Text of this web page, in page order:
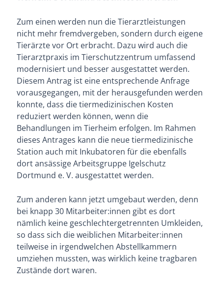
Zum einen werden nun die Tierarztleistungen
nicht mehr fremdvergeben, sondern durch eigene
Tierärzte vor Ort erbracht. Dazu wird auch die
Tierarztpraxis im Tierschutzzentrum umfassend
modernisiert und besser ausgestattet werden.
Diesem Antrag ist eine entsprechende Anfrage
vorausgegangen, mit der herausgefunden werden
konnte, dass die tiermedizinischen Kosten
reduziert werden können, wenn die
Behandlungen im Tierheim erfolgen. Im Rahmen
dieses Antrages kann die neue tiermedizinische
Station auch mit Inkubatoren für die ebenfalls
dort ansässige Arbeitsgruppe Igelschutz
Dortmund e. V. ausgestattet werden.
Zum anderen kann jetzt umgebaut werden, denn
bei knapp 30 Mitarbeiter:innen gibt es dort
nämlich keine geschlechtergetrennten Umkleiden,
so dass sich die weiblichen Mitarbeiter:innen
teilweise in irgendwelchen Abstellkammern
umziehen mussten, was wirklich keine tragbaren
Zustände dort waren.